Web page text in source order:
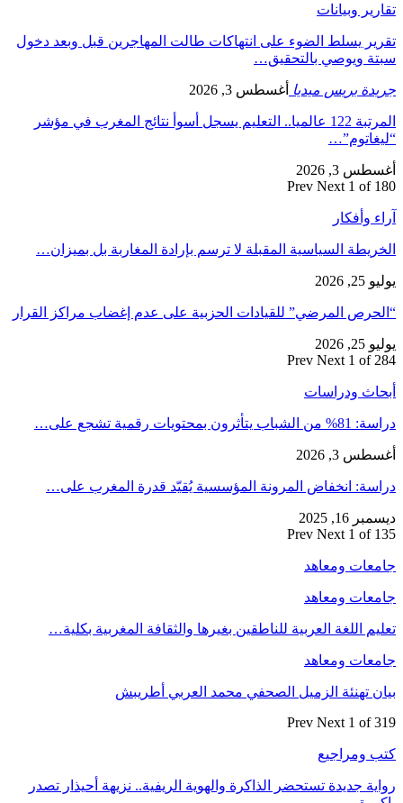
تقارير وبيانات
تقرير يسلط الضوء على انتهاكات طالت المهاجرين قبل وبعد دخول
سبتة ويوصي بالتحقيق…
جريدة بريس ميديا أغسطس 3, 2026
المرتبة 122 عالميا.. التعليم يسجل أسوأ نتائج المغرب في مؤشر
“ليغاتوم”…
أغسطس 3, 2026
Prev Next 1 of 180
آراء وأفكار
الخريطة السياسية المقبلة لا ترسم بإرادة المغاربة بل بميزان…
يوليو 25, 2026
“الحرص المرضي” للقيادات الحزبية على عدم إغضاب مراكز القرار
يوليو 25, 2026
Prev Next 1 of 284
أبحاث ودراسات
دراسة: 81% من الشباب يتأثرون بمحتويات رقمية تشجع على…
أغسطس 3, 2026
دراسة: انخفاض المرونة المؤسسية يُقيّد قدرة المغرب على…
ديسمبر 16, 2025
Prev Next 1 of 135
جامعات ومعاهد
جامعات ومعاهد
تعليم اللغة العربية للناطقين بغيرها والثقافة المغربية بكلية…
جامعات ومعاهد
بيان تهنئة الزميل الصحفي محمد العربي أطريبش
Prev Next 1 of 319
كتب ومراجيع
رواية جديدة تستحضر الذاكرة والهوية الريفية.. نزيهة أحيذار تصدر